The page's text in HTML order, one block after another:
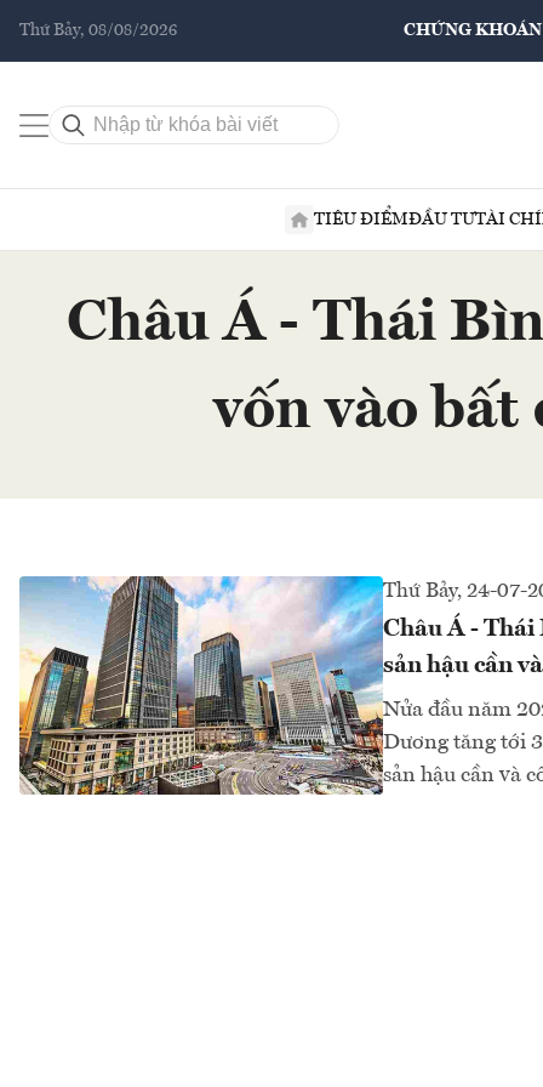
Thứ Bảy, 08/08/2026 CHỨNG KHOÁN
TIÊU ĐIỂMĐẦU TƯTÀI
Châu Á - Thái
vốn vào bất
Thứ Bảy, 24-07-
Châu Á - Thái
sản hậu cần
Nửa đầu năm
Dương tăng tới
sản hậu cần và